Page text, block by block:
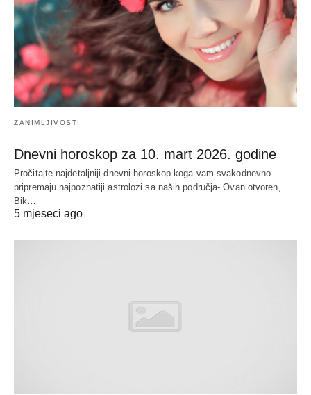
ZANIMLJIVOSTI
Dnevni horoskop za 10. mart 2026. godine
Pročitajte najdetaljniji dnevni horoskop koga vam svakodnevno
pripremaju najpoznatiji astrolozi sa naših područja- Ovan otvoren,
Bik…
5 mjeseci ago